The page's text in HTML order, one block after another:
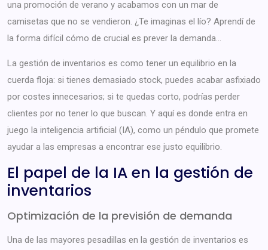
una promoción de verano y acabamos con un mar de
camisetas que no se vendieron. ¿Te imaginas el lío? Aprendí de
la forma difícil cómo de crucial es prever la demanda…
La gestión de inventarios es como tener un equilibrio en la
cuerda floja: si tienes demasiado stock, puedes acabar asfixiado
por costes innecesarios; si te quedas corto, podrías perder
clientes por no tener lo que buscan. Y aquí es donde entra en
juego la inteligencia artificial (IA), como un péndulo que promete
ayudar a las empresas a encontrar ese justo equilibrio.
El papel de la IA en la gestión de
inventarios
Optimización de la previsión de demanda
Una de las mayores pesadillas en la gestión de inventarios es